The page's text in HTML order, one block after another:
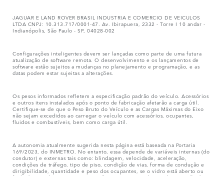
JAGUAR E LAND ROVER BRASIL INDUSTRIA E COMERCIO DE VEICULOS
LTDA CNPJ: 10.313.717/0001-47. Av. Ibirapuera, 2332 - Torre I 10 andar -
Indianópolis, São Paulo - SP, 04028-002
Configurações inteligentes devem ser lançadas como parte de uma futura
atualização de software remota. O desenvolvimento e os lançamentos de
software estão sujeitos a mudanças no planejamento e programação, e as
datas podem estar sujeitas a alterações.
Os pesos informados refletem a especificação padrão do veículo. Acessórios
e outros itens instalados após o ponto de fabricação afetarão a carga útil.
Certifique-se de que o Peso Bruto do Veículo e as Cargas Máximas do Eixo
não sejam excedidos ao carregar o veículo com acessórios, ocupantes,
fluidos e combustíveis, bem como carga útil.
A autonomia atualmente sugerida nesta página está baseada na Portaria
169/2023, do INMETRO. No entanto, essa depende de variáveis internas (do
condutor) e externas tais como: blindagem, velocidade, aceleração,
condições de tráfego, tipo de piso, condição de vias, forma de condução e
dirigibilidade, quantidade e peso dos ocupantes, se o vidro está aberto ou